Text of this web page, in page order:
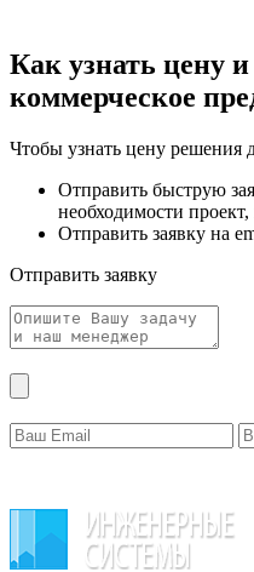
Как узнать цену
коммерческое
Чтобы узнать цену решения
Отправить быструю
необходимости
Отправить заявку на
Отправить заявку